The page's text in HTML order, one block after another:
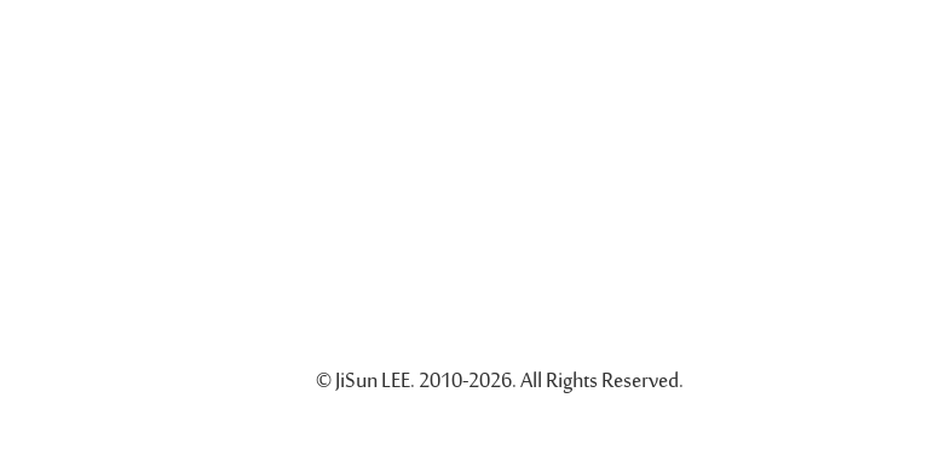
© JiSun LEE. 2010-2026. All Rights Reserved.